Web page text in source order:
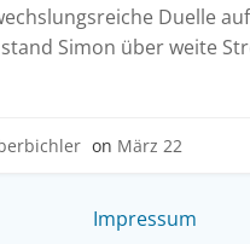
Duelle
Simon über weite
on März 22
Impressum